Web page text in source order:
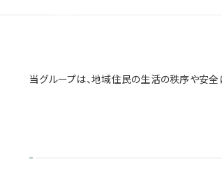
当グループは、地域住民の生活の秩序や安